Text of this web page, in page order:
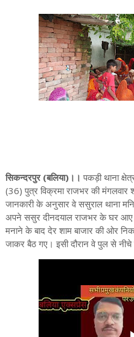
सिकन्दरपुर (बलिया)।। पकड़ी थाना
(36) पुत्र विक्रमा राजभर की मंगलवार
जानकारी के अनुसार वे ससुराल थाना
अपने ससुर दीनदयाल राजभर के घर आए
मनाने के बाद देर शाम बाजार की ओर
जाकर बैठ गए। इसी दौरान वे पुल से नीचे